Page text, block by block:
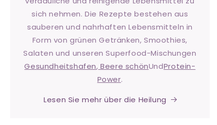
sich nehmen. Die Rezepte bestehen aus
sauberen und nahrhaften Lebensmitteln in
Form von grünen Getränken, Smoothies,
Salaten und unseren Superfood-Mischungen
Gesundheitshafen, Beere schönUndProtein-
Power.
Lesen Sie mehr über die Heilung